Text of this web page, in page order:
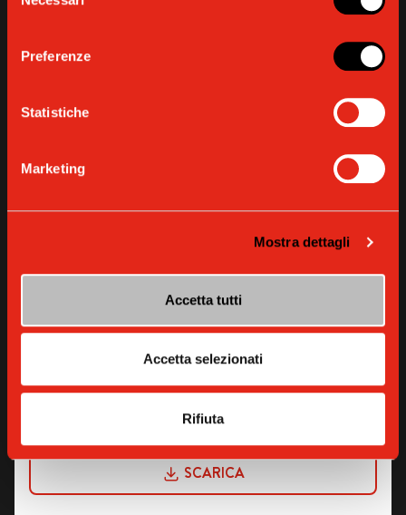
Preferenze
Statistiche
Marketing
Mostra dettagli
Accetta tutti
Accetta selezionati
Rifiuta
DICHIARAZIONE DI CONFORMITÀ
SCARICA